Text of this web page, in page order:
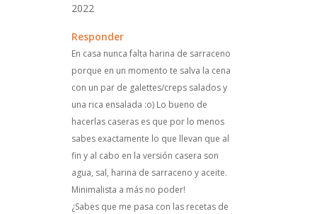
2022
Responder
En casa nunca falta harina de sarraceno
porque en un momento te salva la cena
con un par de galettes/creps salados y
una rica ensalada :o) Lo bueno de
hacerlas caseras es que por lo menos
sabes exactamente lo que llevan que al
fin y al cabo en la versión casera son
agua, sal, harina de sarraceno y aceite.
Minimalista a más no poder!
¿Sabes que me pasa con las recetas de